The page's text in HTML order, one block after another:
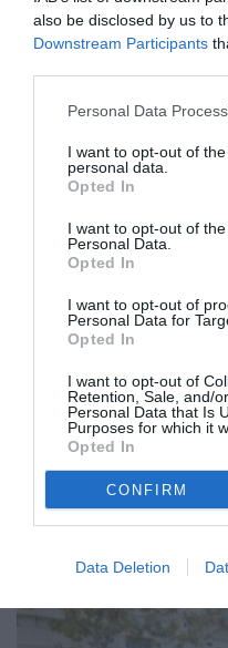
also be disclosed by us to
Downstream Participants
Personal Data
I want to opt-out of
personal data.
Opted In
I want to opt-out of
Personal Data.
Opted In
I want to opt-out of
Personal Data for
Opted In
I want to opt-out of
Retention, Sale, and/
Personal Data that Is
Purposes for which it
Opted In
CONFIRM
Data Deletion
σημερινή δίκη των...
Καλαμάτα:
της
08/12/2020 09:14
Το σκηνικό
τις προηγούμενες